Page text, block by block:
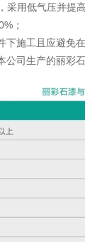
用低气压并提高
；
施工且应避免
司生产的丽彩